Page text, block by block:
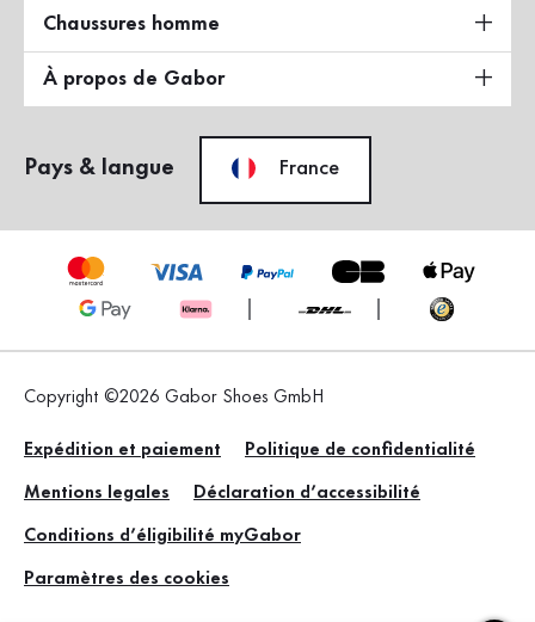
Chaussures homme
À propos de Gabor
Pays & langue France
Copyright ©2026 Gabor Shoes GmbH
Expédition et paiement Politique de confidentialité
Mentions legales Déclaration d’accessibilité
Conditions d’éligibilité myGabor
Paramètres des cookies